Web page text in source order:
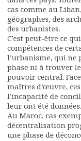
cas comme au
géographes, des
des urbanistes.
C’est peut-être ce
compétences de
l’urbanisme, qui ne
phase ni à trouver
pouvoir central.
maîtres d’œuvre,
l’incapacité de
leur ont été données.
Au Maroc, cas
décentralisation
une phase de